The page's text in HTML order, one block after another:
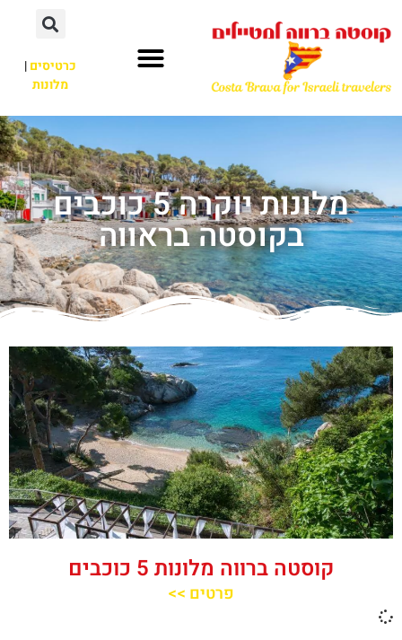
כרטיסים|
מלונות
מלונות יוקרה 5 כוכבים
בקוסטה בראווה
קוסטה ברווה מלונות 5 כוכבים
פרטים >>